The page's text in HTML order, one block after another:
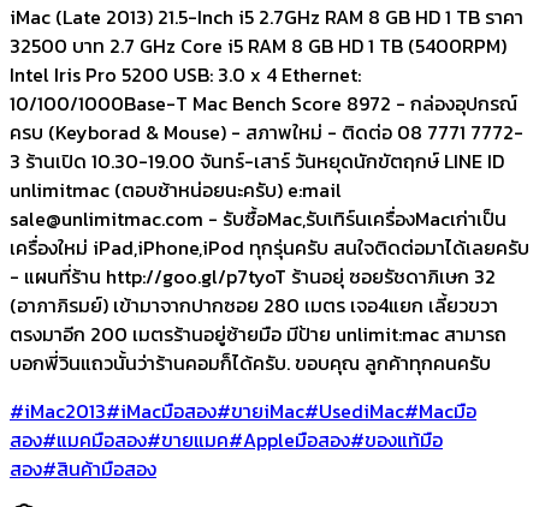
iMac (Late 2013) 21.5-Inch i5 2.7GHz RAM 8 GB HD 1 TB ราคา
32500 บาท 2.7 GHz Core i5 RAM 8 GB HD 1 TB (5400RPM)
Intel Iris Pro 5200 USB: 3.0 x 4 Ethernet:
10/100/1000Base-T Mac Bench Score 8972 - กล่องอุปกรณ์
ครบ (Keyborad & Mouse) - สภาพใหม่ - ติดต่อ 08 7771 7772-
3 ร้านเปิด 10.30-19.00 จันทร์-เสาร์ วันหยุดนักขัตฤกษ์ LINE ID
unlimitmac (ตอบช้าหน่อยนะครับ) e:mail
sale@unlimitmac.com - รับซื้อMac,รับเทิร์นเครื่องMacเก่าเป็น
เครื่องใหม่ iPad,iPhone,iPod ทุกรุ่นครับ สนใจติดต่อมาได้เลยครับ
- แผนที่ร้าน http://goo.gl/p7tyoT ร้านอยุ่ ซอยรัชดาภิเษก 32
(อาภาภิรมย์) เข้ามาจากปากซอย 280 เมตร เจอ4แยก เลี้ยวขวา
ตรงมาอีก 200 เมตรร้านอยู่ซ้ายมือ มีป้าย unlimit:mac สามารถ
บอกพี่วินแถวนั้นว่าร้านคอมก็ได้ครับ. ขอบคุณ ลูกค้าทุกคนครับ
#iMac2013#iMacมือสอง#ขายiMac#UsediMac#Macมือ
สอง#แมคมือสอง#ขายแมค#Appleมือสอง#ของแท้มือ
สอง#สินค้ามือสอง